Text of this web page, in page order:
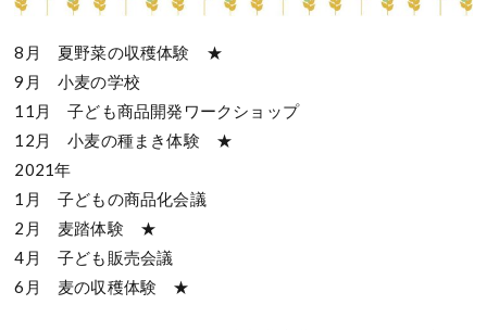
8月 夏野菜の収穫体験 ★
9月 小麦の学校
11月 子ども商品開発ワークショップ
12月 小麦の種まき体験 ★
2021年
1月 子どもの商品化会議
2月 麦踏体験 ★
4月 子ども販売会議
6月 麦の収穫体験 ★